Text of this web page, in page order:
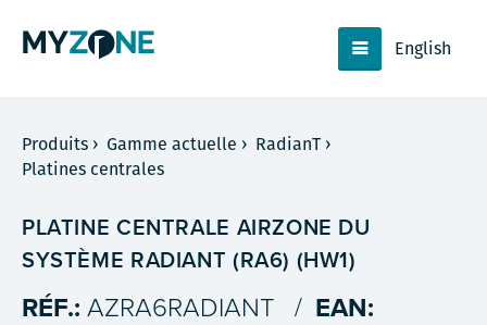
English
Produits › Gamme actuelle › RadianT ›
Platines centrales
PLATINE CENTRALE AIRZONE DU
SYSTÈME RADIANT (RA6) (HW1)
RÉF.: AZRA6RADIANT / EAN: